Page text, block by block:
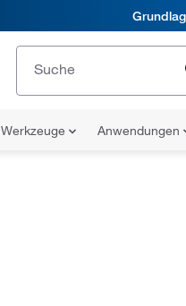
Werkzeuge Anwendungen